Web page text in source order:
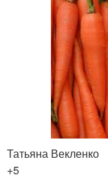
Татьяна Векленко
+5